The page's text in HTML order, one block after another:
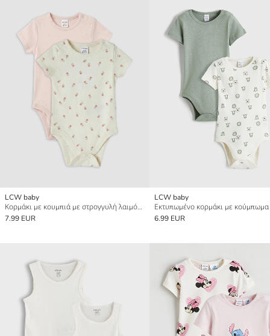
LCW baby
Κορμάκι με κουμπιά με στρογγυλή λαιμόκοψη και εκτύπωση για μωρό κορίτσι 2-πακέτα
7.99 EUR
LCW baby
6.99 EUR